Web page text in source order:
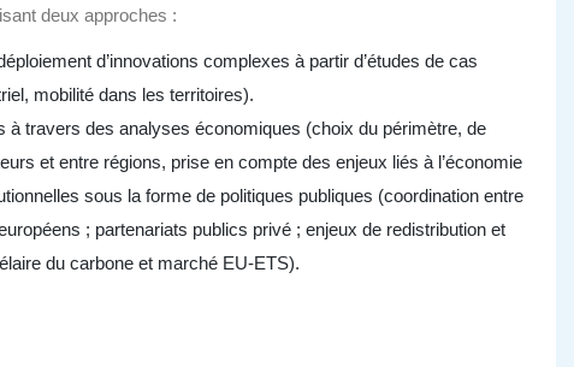
deux approches :
d’innovations complexes à partir d’études de cas
mobilité dans les territoires).
à travers des analyses économiques (choix du périmètre, de
et entre régions, prise en compte des enjeux liés à l’économie
sous la forme de politiques publiques (coordination entre
; partenariats publics privé ; enjeux de redistribution et
du carbone et marché EU-ETS).